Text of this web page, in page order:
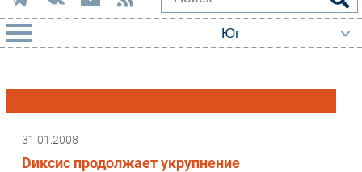
Импорто­замещение
Автоматизация Промышленности
31.01.2008
Dиксис продолжает укрупнение